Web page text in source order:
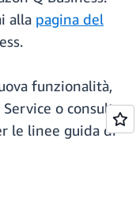
alla pagina del
funzionalità,
o consulta
le linee guida di